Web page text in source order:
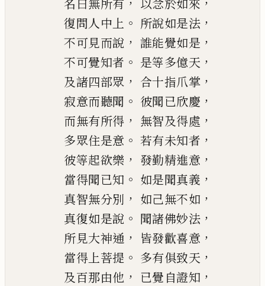
名曰無所有 以念於如來
復問人中上 。 所說如是法 ，
不可見而說 ， 誰能覺如是 ，
不可覺知者 。 是等多億天 ，
及諸四部眾 ， 合十指爪掌 ，
寂意而聽聞 。 彼聞已欣慶 ，
而無有所得 ， 無智及得處 ，
多眾住是意 。 若有未知者 ，
彼等起欲樂 ， 發勤精進意 ，
當得聞已知 。 如是聞真義 ，
真智無分別 ， 如己無不如 ，
真復如是說 。 聞諸佛妙法 ，
所見大神通 ， 皆發歡喜意 ，
當得上菩提 。 多有俱致天 ，
及百那由他 ， 已覺自證知 ，